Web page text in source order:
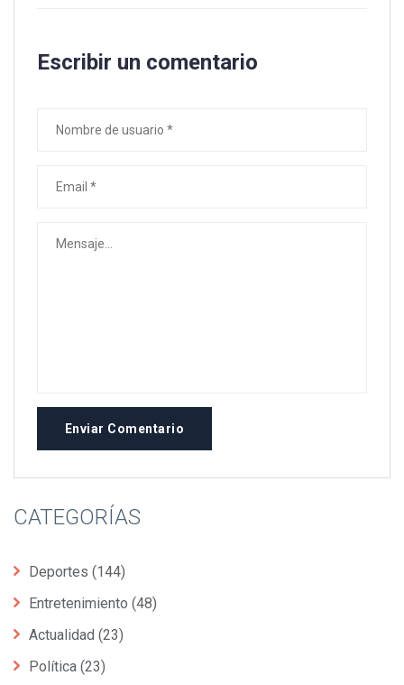
Escribir un comentario
Enviar Comentario
CATEGORÍAS
Deportes (144)
Entretenimiento (48)
Actualidad (23)
Política (23)